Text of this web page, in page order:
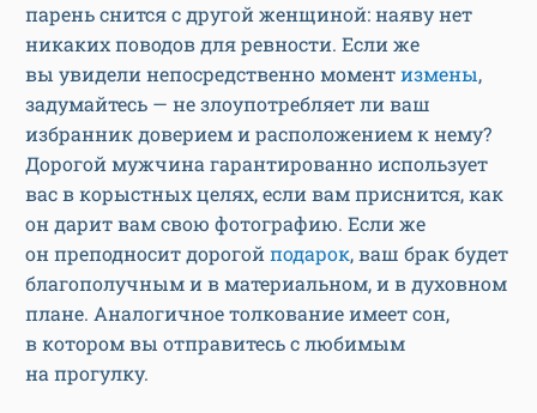
парень снится с другой женщиной: наяву нет
никаких поводов для ревности. Если же
вы увидели непосредственно моментизмены,
задумайтесь — не злоупотребляет ли ваш
избранник доверием и расположением к нему?
Дорогой мужчина гарантированно использует
вас в корыстных целях, если вам приснится, как
он дарит вам свою фотографию. Если же
он преподносит дорогойподарок, ваш брак будет
благополучным и в материальном, и в духовном
плане. Аналогичное толкование имеет сон,
в котором вы отправитесь с любимым
на прогулку.